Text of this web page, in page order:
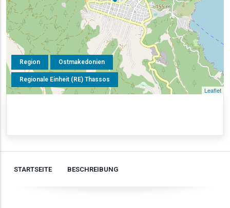
Region Ostmakedonien
Regionale Einheit (RE) Thassos
Leaflet
STARTSEITE BESCHREIBUNG